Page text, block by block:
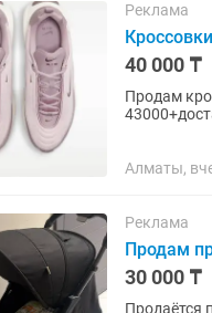
Реклама
40 000 ₸
Продам
Алматы,
Реклама
Продам
30 000 ₸
Продаётся